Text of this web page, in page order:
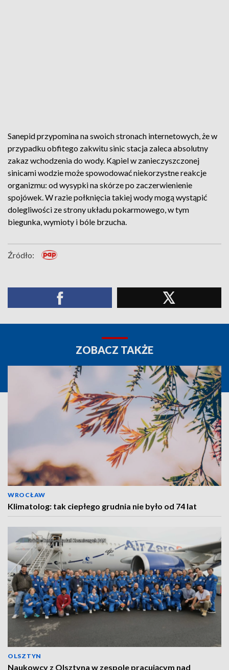
Sanepid przypomina na swoich stronach internetowych, że w
przypadku obfitego zakwitu sinic stacja zaleca absolutny
zakaz wchodzenia do wody. Kąpiel w zanieczyszczonej
sinicami wodzie może spowodować niekorzystne reakcje
organizmu: od wysypki na skórze po zaczerwienienie
spojówek. W razie połknięcia takiej wody mogą wystąpić
dolegliwości ze strony układu pokarmowego, w tym
biegunka, wymioty i bóle brzucha.
Źródło:
ZOBACZ TAKŻE
WROCŁAW
Klimatolog: tak ciepłego grudnia nie było od 74 lat
OLSZTYN
Naukowcy z Olsztyna w zespole pracującym nad